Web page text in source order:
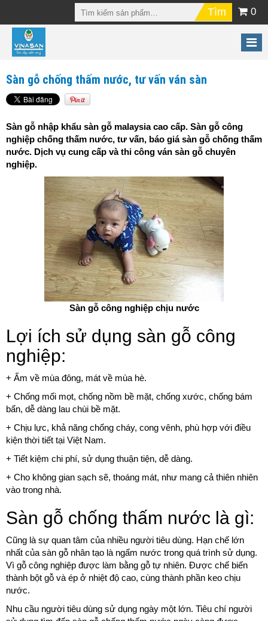
0
Sàn gỗ chống thấm nước, tư vấn ván sàn
Sàn gỗ nhập khẩu sàn gỗ malaysia cao cấp. Sàn gỗ công
nghiệp chống thấm nước, tư vấn, báo giá sàn gỗ chống thấm
nước. Dịch vụ cung cấp và thi công ván sàn gỗ chuyên
nghiệp.
Sàn gỗ công nghiệp chịu nước
Lợi ích sử dụng sàn gỗ công
nghiệp:
+ Ấm về mùa đông, mát về mùa hè.
+ Chống mối mọt, chống nồm bề mặt, chống xước, chống bám
bẩn, dễ dàng lau chùi bề mặt.
+ Chịu lực, khả năng chống cháy, cong vênh, phù hợp với điều
kiện thời tiết tại Việt Nam.
+ Tiết kiệm chi phí, sử dụng thuận tiện, dễ dàng.
+ Cho không gian sạch sẽ, thoáng mát, như mang cả thiên nhiên
vào trong nhà.
Sàn gỗ chống thấm nước là gì:
Cũng là sự quan tâm của nhiều người tiêu dùng. Hạn chế lớn
nhất của sàn gỗ nhân tạo là ngấm nước trong quá trình sử dụng.
Vì gỗ công nghiệp được làm bằng gỗ tự nhiên. Được chế biến
thành bột gỗ và ép ở nhiệt độ cao, cùng thành phần keo chịu
nước.
Nhu cầu người tiêu dùng sử dụng ngày một lớn. Tiêu chí người